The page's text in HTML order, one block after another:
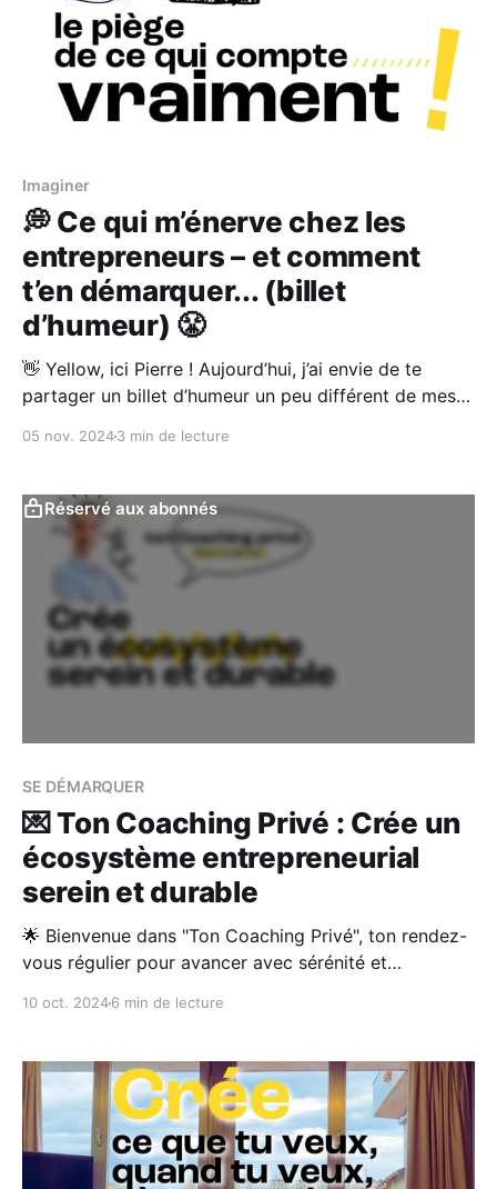
Imaginer
💭 Ce qui m’énerve chez les
entrepreneurs – et comment
t’en démarquer... (billet
d’humeur) 😤
👋 Yellow, ici Pierre ! Aujourd’hui, j’ai envie de te
partager un billet d’humeur un peu différent de mes
s’épuisent
05 nov. 20243 min de lecture
Réservé aux abonnés
SE DÉMARQUER
💌 Ton Coaching Privé : Crée un
écosystème entrepreneurial
serein et durable
🌟 Bienvenue dans "Ton Coaching Privé", ton rendez-
vous régulier pour avancer avec sérénité et
autour de ton projet. 👉En bref : Refaire sans
10 oct. 20246 min de lecture